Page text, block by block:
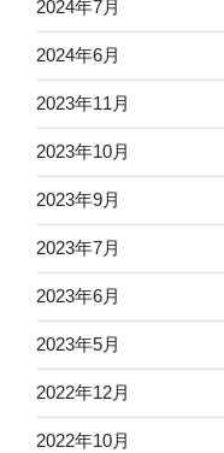
2024年7月
2024年6月
2023年11月
2023年10月
2023年9月
2023年7月
2023年6月
2023年5月
2022年12月
2022年10月